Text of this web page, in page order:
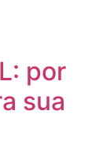
por
sua